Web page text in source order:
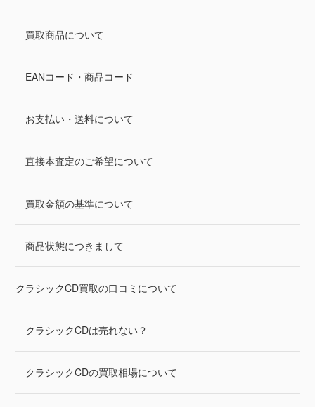
買取商品について
EANコード・商品コード
お支払い・送料について
直接本査定のご希望について
買取金額の基準について
商品状態につきまして
クラシックCD買取の口コミについて
クラシックCDは売れない？
クラシックCDの買取相場について